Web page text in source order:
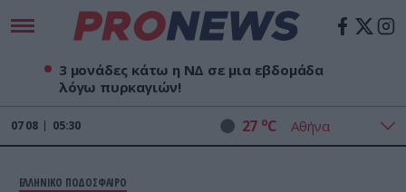
3 μονάδες κάτω η ΝΔ σε μια εβδομάδα
λόγω πυρκαγιών!
07 08 05:30 27 oC
ΕΛΛΗΝΙΚΟ ΠΟΔΟΣΦΑΙΡΟ